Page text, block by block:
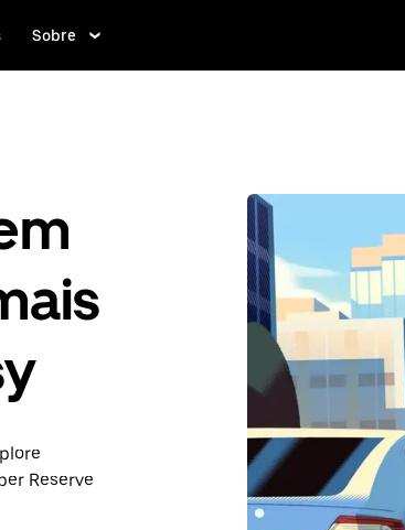
Sobre
Reserve